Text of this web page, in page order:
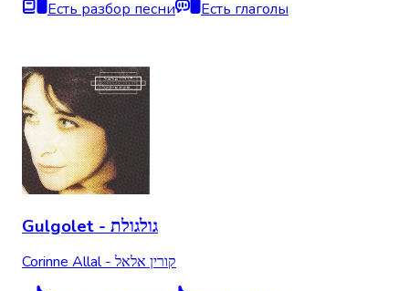
Есть разбор песни Есть глаголы
Gulgolet - גולגולת
Corinne Allal - קורין אלאל